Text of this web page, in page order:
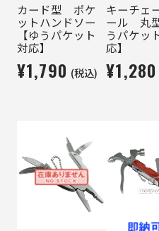
カード型 ポケ
ットハンドソー
【ゆうパケット
対応】
¥1,790 (税込)
キーチェ
ール 丸
うパケッ
応】
¥1,280